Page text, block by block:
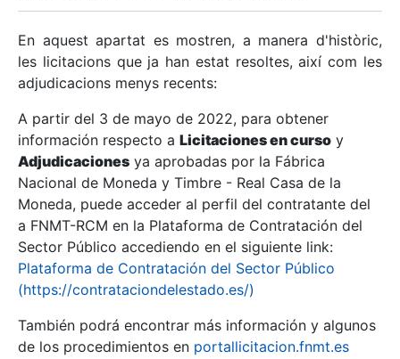
Mostra/Amaga
Mostra/Amaga
En aquest apartat es mostren, a manera d'històric,
les licitacions que ja han estat resoltes, així com les
adjudicacions menys recents:
A partir del 3 de mayo de 2022, para obtener
información respecto a Licitaciones en curso y
Adjudicaciones ya aprobadas por la Fábrica
Nacional de Moneda y Timbre - Real Casa de la
Moneda, puede acceder al perfil del contratante del
a FNMT-RCM en la Plataforma de Contratación del
Sector Público accediendo en el siguiente link:
Plataforma de Contratación del Sector Público
(https://contrataciondelestado.es/)
También podrá encontrar más información y algunos
de los procedimientos en portallicitacion.fnmt.es